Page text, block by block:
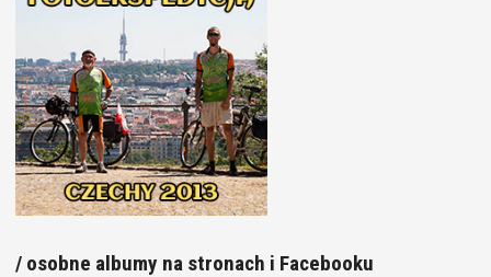
/ osobne albumy na stronach i Facebooku